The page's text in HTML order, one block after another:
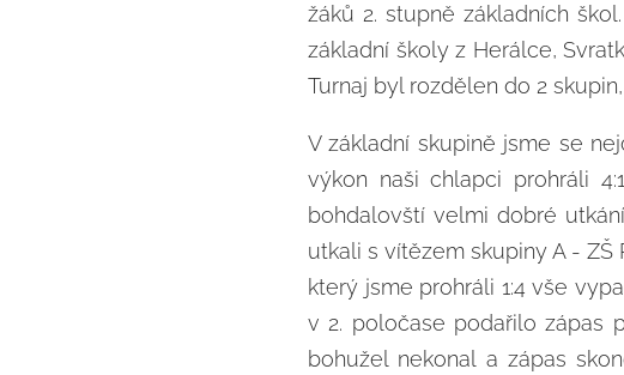
žáků 2. stupně základních
základní školy z Herálce,
Turnaj byl rozdělen do 2
V základní skupině jsme se
výkon naši chlapci prohráli
bohdalovští velmi dobré
utkali s vítězem skupiny A -
který jsme prohráli 1:4 vše
v 2. poločase podařilo zápas
bohužel nekonal a zápas